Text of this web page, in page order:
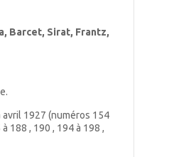
Barcet, Sirat, Frantz,
avril 1927 (numéros 154
188 , 190 , 194 à 198 ,